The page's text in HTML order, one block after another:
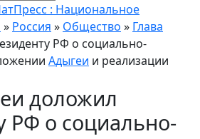
: Национальное
» Россия » Общество » Глава
РФ о социально-
Адыгеи и реализации
доложил
РФ о социально-